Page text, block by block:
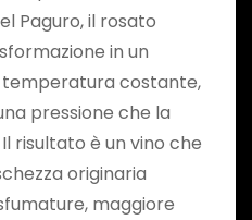
Paguro, il rosato
in un
costante,
pressione che la
risultato è un vino che
originaria
maggiore